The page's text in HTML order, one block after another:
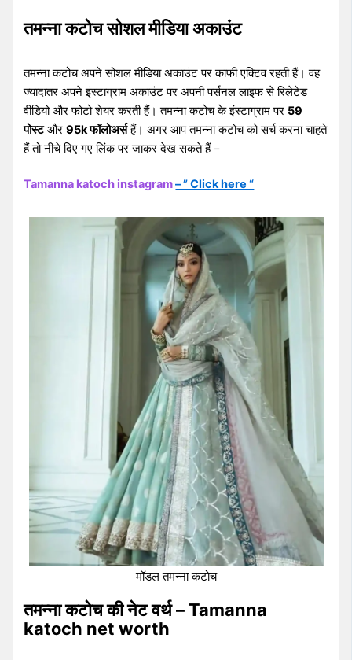
तमन्ना कटोच सोशल मीडिया अकाउंट
तमन्ना कटोच अपने सोशल मीडिया अकाउंट पर काफी एक्टिव रहती हैं। वह
ज्यादातर अपने इंस्टाग्राम अकाउंट पर अपनी पर्सनल लाइफ से रिलेटेड
वीडियो और फोटो शेयर करती हैं। तमन्ना कटोच के इंस्टाग्राम पर 59
पोस्टऔर95k फॉलोअर्सहैं। अगर आप तमन्ना कटोच को सर्च करना चाहते
हैं तो नीचे दिए गए लिंक पर जाकर देख सकते हैं –
Tamanna katoch instagram– ” Click here “
मॉडल तमन्ना कटोच
तमन्ना कटोच की नेट वर्थ – Tamanna
katoch net worth